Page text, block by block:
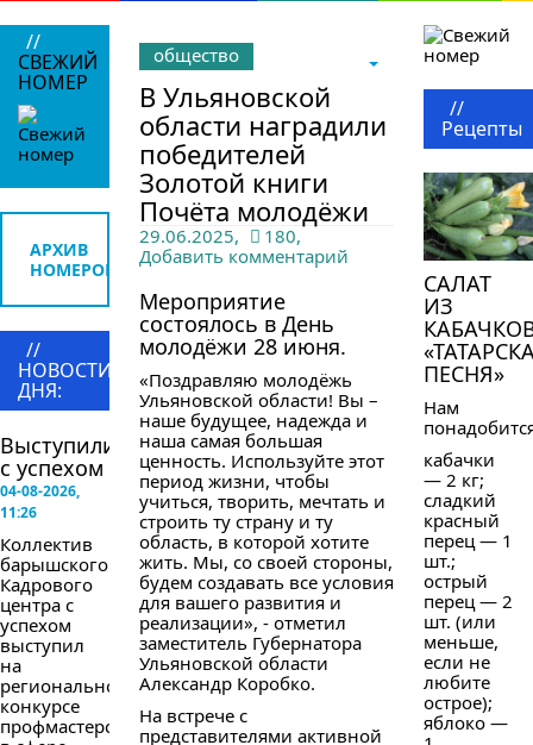
//
СВЕЖИЙ
НОМЕР
АРХИВ
НОМЕРОВ
//
НОВОСТИ
ДНЯ:
Выступили
с успехом
04-08-2026,
11:26
Коллектив
барышского
Кадрового
центра с
успехом
выступил
на
региональном
конкурсе
профмастерства
общество
В Ульяновской
области наградили
победителей
Золотой книги
Почёта молодёжи
29.06.2025,
180,
Добавить комментарий
Мероприятие
состоялось в День
молодёжи 28 июня.
«Поздравляю молодёжь
Ульяновской области! Вы –
наше будущее, надежда и
наша самая большая
ценность. Используйте этот
период жизни, чтобы
учиться, творить, мечтать и
строить ту страну и ту
область, в которой хотите
жить. Мы, со своей стороны,
будем создавать все условия
для вашего развития и
реализации», - отметил
заместитель Губернатора
Ульяновской области
Александр Коробко.
На встрече с
представителями активной
//
Рецепты
САЛАТ
ИЗ
ПЕСНЯ»
Нам
кабачки
— 2 кг;
сладкий
красный
перец — 1
шт.;
острый
перец — 2
шт. (или
меньше,
если не
любите
острое);
яблоко —